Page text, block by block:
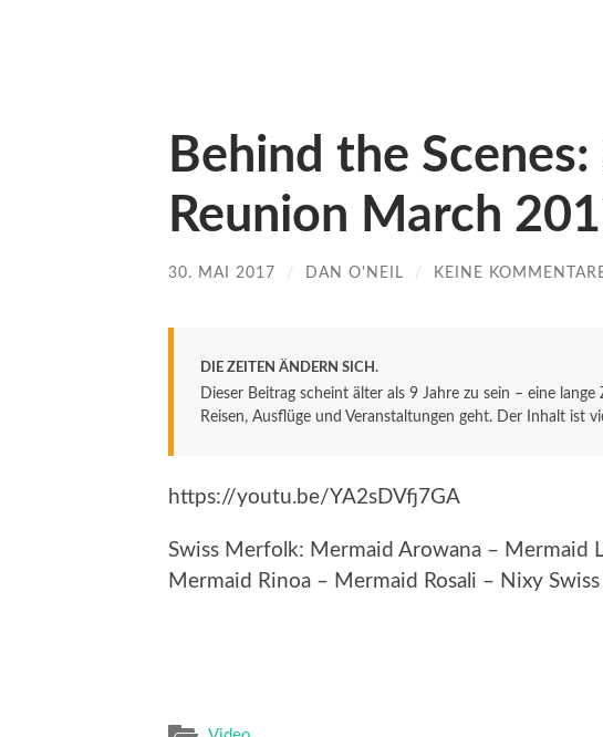
Behind the
Reunion March
30. MAI 2017 / DAN O'NEIL / KEINE
DIE ZEITEN ÄNDERN SICH.
Dieser Beitrag scheint älter als 9 Jahre zu sein – eine
Reisen, Ausflüge und Veranstaltungen geht. Der Inhalt ist
https://youtu.be/YA2sDVfj7GA
Swiss Merfolk: Mermaid Arowana – Mermaid
Mermaid Rinoa – Mermaid Rosali – Nixy